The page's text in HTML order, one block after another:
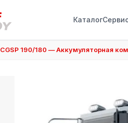
Каталог
CGSP 190/180 — Аккумуляторная